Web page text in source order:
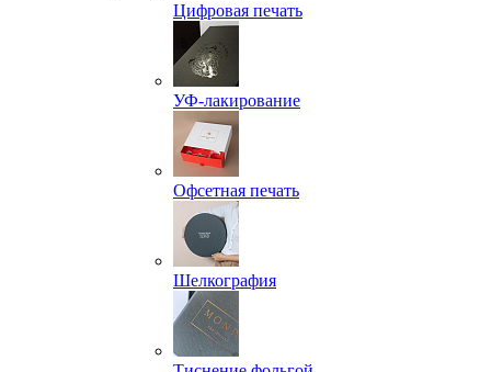
Цифровая печать
УФ-лакирование
Офсетная печать
Шелкография